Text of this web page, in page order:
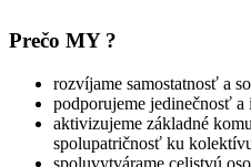
Prečo MY ?
rozvíjame samostatnosť a
podporujeme jedinečnosť
aktivizujeme základné
spolupatričnosť ku
spoluvytvárame celistvú